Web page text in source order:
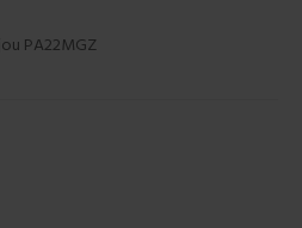
PA22MGZ